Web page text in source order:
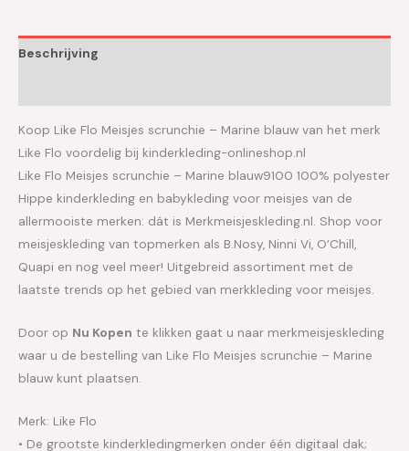
Beschrijving
Koop Like Flo Meisjes scrunchie – Marine blauw van het merk
Like Flo voordelig bij kinderkleding-onlineshop.nl
Like Flo Meisjes scrunchie – Marine blauw9100 100% polyester
Hippe kinderkleding en babykleding voor meisjes van de
allermooiste merken: dát is Merkmeisjeskleding.nl. Shop voor
meisjeskleding van topmerken als B.Nosy, Ninni Vi, O’Chill,
Quapi en nog veel meer! Uitgebreid assortiment met de
laatste trends op het gebied van merkkleding voor meisjes.
Door op Nu Kopen te klikken gaat u naar merkmeisjeskleding
waar u de bestelling van Like Flo Meisjes scrunchie – Marine
blauw kunt plaatsen.
Merk: Like Flo
• De grootste kinderkledingmerken onder één digitaal dak;